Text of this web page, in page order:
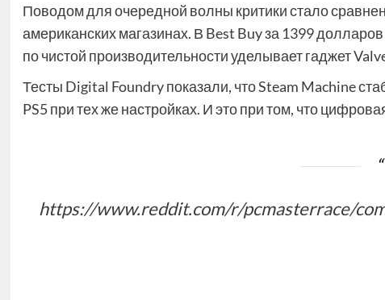
Поводом для очередной волны критики стало
американских магазинах. В Best Buy за 1399
по чистой производительности уделывает гаджет
Тесты Digital Foundry показали, что Steam Machine
PS5 при тех же настройках. И это при том, что
https://www.reddit.com/r/pcmasterrace/